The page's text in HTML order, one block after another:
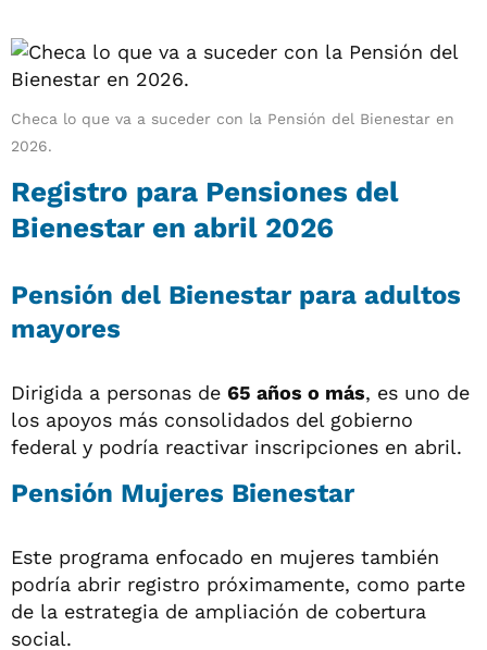
Checa lo que va a suceder con la Pensión del Bienestar en
2026.
Registro para Pensiones del
Bienestar en abril 2026
Pensión del Bienestar para adultos
mayores
Dirigida a personas de 65 años o más, es uno de
los apoyos más consolidados del gobierno
federal y podría reactivar inscripciones en abril.
Pensión Mujeres Bienestar
Este programa enfocado en mujeres también
podría abrir registro próximamente, como parte
de la estrategia de ampliación de cobertura
social.